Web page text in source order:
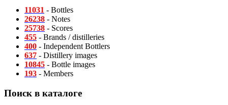
11031 - Bottles
26238 - Notes
25738 - Scores
455 - Brands / distilleries
400 - Independent Bottlers
637 - Distillery images
10845 - Bottle images
193 - Members
Поиск в каталоге